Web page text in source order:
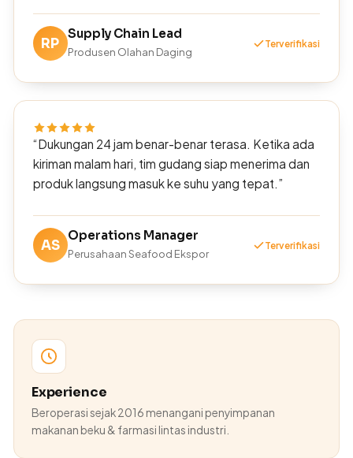
RP
Supply Chain Lead
Produsen Olahan Daging
Terverifikasi
“Dukungan 24 jam benar-benar terasa. Ketika ada
kiriman malam hari, tim gudang siap menerima dan
produk langsung masuk ke suhu yang tepat.”
AS
Operations Manager
Perusahaan Seafood Ekspor
Terverifikasi
Experience
Beroperasi sejak 2016 menangani penyimpanan
makanan beku & farmasi lintas industri.